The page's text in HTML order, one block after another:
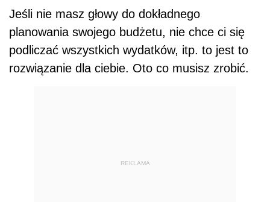
Jeśli nie masz głowy do dokładnego
planowania swojego budżetu, nie chce ci się
podliczać wszystkich wydatków, itp. to jest to
rozwiązanie dla ciebie. Oto co musisz zrobić.
REKLAMA